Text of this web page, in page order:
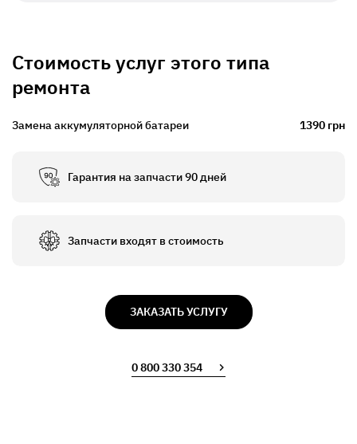
Стоимость услуг этого типа
ремонта
Замена аккумуляторной батареи 1390 грн
Гарантия на запчасти 90 дней
Запчасти входят в стоимость
ЗАКАЗАТЬ УСЛУГУ
0 800 330 354